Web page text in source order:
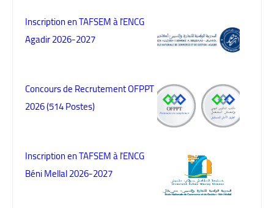
Inscription en TAFSEM à l'ENCG
Agadir 2026-2027
Concours de Recrutement OFPPT
2026 (514 Postes)
Inscription en TAFSEM à l'ENCG
Béni Mellal 2026-2027